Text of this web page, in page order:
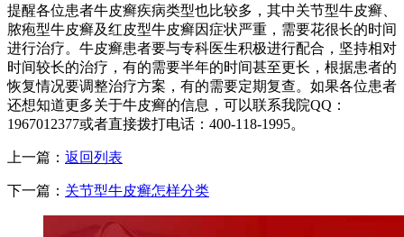
提醒各位患者牛皮癣疾病类型也比较多，其中关节型牛皮癣、
脓疱型牛皮癣及红皮型牛皮癣因症状严重，需要花很长的时间
进行治疗。牛皮癣患者要与专科医生积极进行配合，坚持相对
时间较长的治疗，有的需要半年的时间甚至更长，根据患者的
恢复情况要调整治疗方案，有的需要定期复查。如果各位患者
还想知道更多关于牛皮癣的信息，可以联系我院QQ：
1967012377或者直接拨打电话：400-118-1995。
上一篇： 返回列表
下一篇： 关节型牛皮癣怎样分类